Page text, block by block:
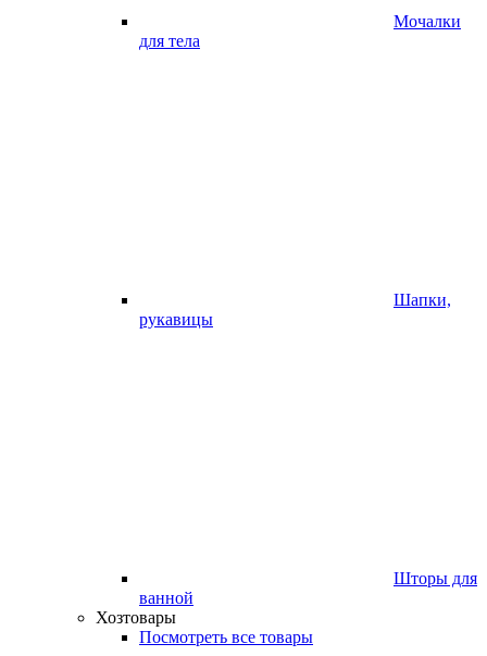
Мочалки
для тела
Шапки,
рукавицы
Шторы для
ванной
Хозтовары
Посмотреть все товары